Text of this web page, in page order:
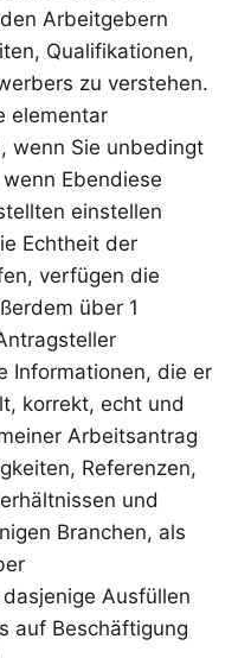
Arbeitgebern
Qualifikationen,
zu verstehen.
elementar
wenn Sie unbedingt
Ebendiese
einstellen
Echtheit der
verfügen die
über 1
Informationen, die er
korrekt, echt und
Arbeitsantrag
Referenzen,
und
Branchen, als
Ausfüllen
auf Beschäftigung